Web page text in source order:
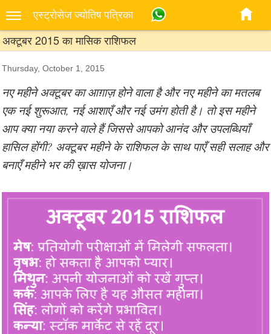
एस्‍ट्रोसेज ज्‍योतिष पत्रिका
अक्टूबर 2015 का मासिक राशिफल
Thursday, October 1, 2015
नए महीने अक्टूबर का आग़ाज़ होने वाला है और नए महीने का मतलब
एक नई शुरूआत, नई आशाएँ और नई उमंग होती है। तो इस महीने
आप क्या नया करने वाले हैं जिससे आपको आनंद और उपलब्धियाँ
हासिल होंगी? अक्टूबर महीने के राशिफल के साथ पाएँ सही सलाह और
बनाएँ महीने भर की ख़ास योजना।